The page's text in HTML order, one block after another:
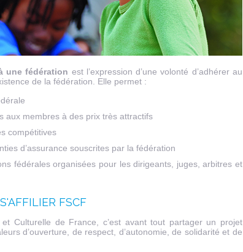
une fédération est l’expression d’une volonté d’adhérer au
de la fédération. Elle permet :
aux membres à des prix très attractifs
compétitives
d’assurance souscrites par la fédération
fédérales organisées pour les dirigeants, juges, arbitres et
FSCF
Culturelle de France, c’est avant tout partager un projet
d’ouverture, de respect, d’autonomie, de solidarité et de